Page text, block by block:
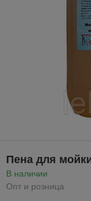
Пена для
В наличии
Опт и розница